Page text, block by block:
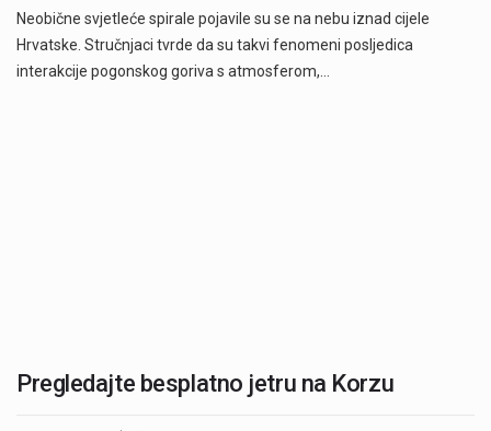
Neobične svjetleće spirale pojavile su se na nebu iznad cijele
Hrvatske. Stručnjaci tvrde da su takvi fenomeni posljedica
interakcije pogonskog goriva s atmosferom,…
Pregledajte besplatno jetru na Korzu